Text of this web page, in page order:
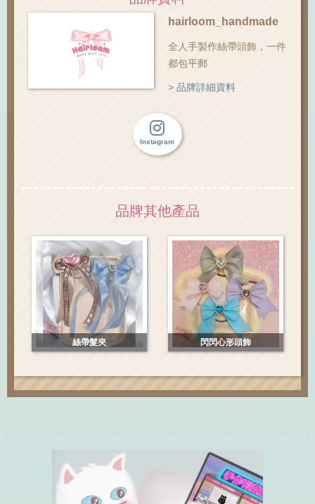
hairloom_handmade
全人手製作絲帶頭飾，一件
都包平郵
> 品牌詳細資料
Instagram
品牌其他產品
絲帶髮夾 閃閃心形頭飾